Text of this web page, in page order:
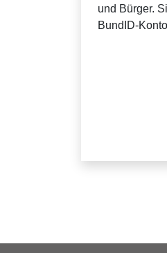
und Bürger.
BundID-